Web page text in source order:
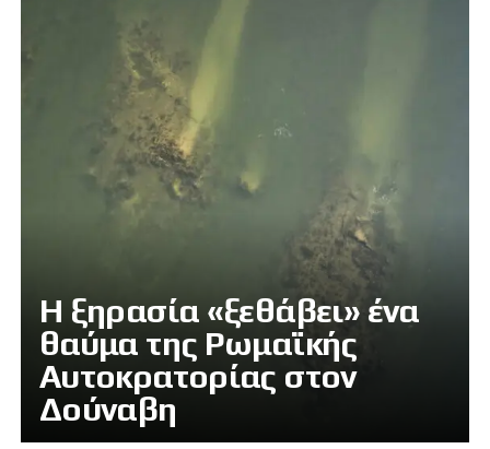
Η ξηρασία «ξεθάβει» ένα
θαύμα της Ρωμαϊκής
Αυτοκρατορίας στον
Δούναβη